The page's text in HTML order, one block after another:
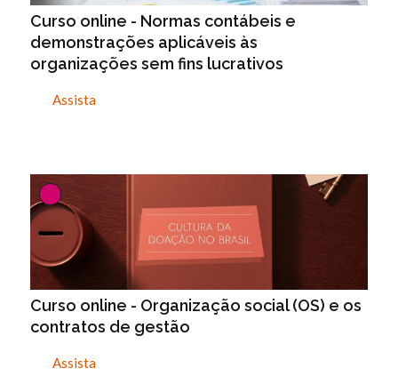
Curso online - Normas contábeis e
demonstrações aplicáveis às
organizações sem fins lucrativos
Assista
Curso online - Organização social (OS) e os
contratos de gestão
Assista